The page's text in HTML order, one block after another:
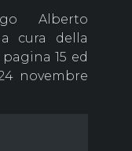
Alberto
a cura della
15 ed
novembre